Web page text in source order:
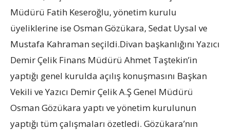
Müdürü Fatih Keseroğlu, yönetim kurulu
üyeliklerine ise Osman Gözükara, Sedat Uysal ve
Mustafa Kahraman seçildi.Divan başkanlığını Yazıcı
Demir Çelik Finans Müdürü Ahmet Taştekin’in
yaptığı genel kurulda açılış konuşmasını Başkan
Vekili ve Yazıcı Demir Çelik A.Ş Genel Müdürü
Osman Gözükara yaptı ve yönetim kurulunun
yaptığı tüm çalışmaları özetledi. Gözükara’nın